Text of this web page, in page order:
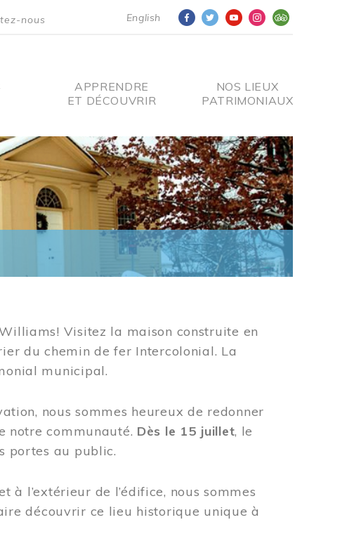
English
nous
APPRENDRE
ET DÉCOUVRIR
NOS LIEUX
PATRIMONIAUX
Visitez la maison construite en
du chemin de fer Intercolonial. La
municipal.
nous sommes heureux de redonner
notre communauté. Dès le 15 juillet, le
portes au public.
l’extérieur de l’édifice, nous sommes
découvrir ce lieu historique unique à